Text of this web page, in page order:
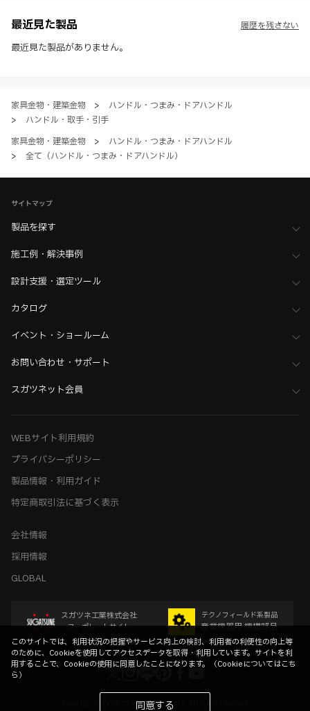
社製品の使用ご検討、又は販売促進目的の利用に限ります。
※ 本WEBサイト製品情報のご利用にあたっては、WEBサイト利用規
約、プライバシーポリシー、製品情報ガイドをご確認いただき、内容の
最近見た製品
最近見た製品がありません。
履歴を残さない
家具金物・建築金物 >
ハンドル・つまみ・ドアハンドル
>
ハンドル・取手・引手
家具金物・建築金物
>
ハンドル・つまみ・ドアハンドル
>
全て（ハンドル・つまみ・ドアハンドル）
サイトマップ
製品を探す
施工例・解決事例
設計支援・選定ツール
カタログ
イベント・ショールーム
お問い合わせ・サポート
スガツネット会員
WEBサイト利用規約
プライバシーポリシー
製品情報・利用ガイド
特定商取引法に基づく表示
会社情報
採用情報
GLOBAL
スガツネ工業株式会社
コーポレートサイト
テクノフィールド系製品
産業機器用 機構部品
Copyright © SUGATSUNE KOGYO CO.,LTD. All rights reserved
このサイトでは、利用状況の把握やサービス向上の検討、利用者の利便性の向上等
のために、Cookieを使用してアクセスデータを取得・利用しています。サイトを利
用することで、Cookieの使用に同意したことになります。（Cookieについてはこち
ら）
同意する